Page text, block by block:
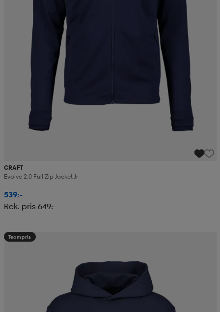
CRAFT
Evolve 2.0 Full Zip Jacket Jr
539:-
Rek. pris 649:-
Teampris